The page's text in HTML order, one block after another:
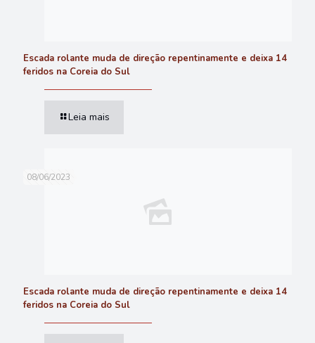
Escada rolante muda de direção repentinamente e deixa 14
feridos na Coreia do Sul
Leia mais
08/06/2023
Escada rolante muda de direção repentinamente e deixa 14
feridos na Coreia do Sul